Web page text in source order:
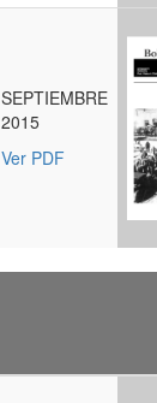
SEPTIEMBRE
2015
Ver PDF